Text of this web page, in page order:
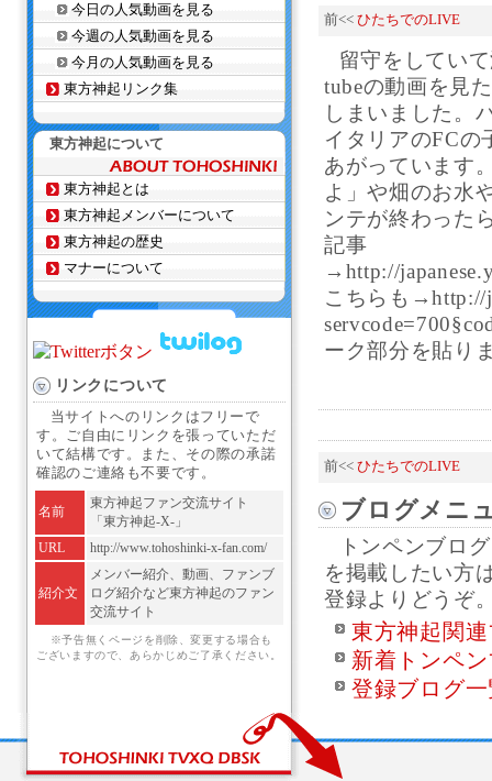
前<< ひたちでのLIVE
留守をしてい
tubeの動画を見
しまいました。
イタリアのFCの
あがっています
よ」や畑のお水
ンテが終わった
記事
→http://
こちらも→http://
ーク部分を貼り
前<< ひたちでのLIVE
ブログメニ
トンペンブロ
を掲載したい方
登録よりどうぞ
東方神起関
新着トンペ
登録ブログ
今日の人気動画を見る
今週の人気動画を見る
今月の人気動画を見る
東方神起リンク集
東方神起について
東方神起とは
東方神起メンバーについて
東方神起の歴史
マナーについて
リンクについて
当サイトへのリンクはフリーで
す。ご自由にリンクを張っていただ
いて結構です。また、その際の承諾
確認のご連絡も不要です。
名前
東方神起ファン交流サイト
「東方神起-X-」
URL
http://www.tohoshinki-x-fan.com/
紹介文
メンバー紹介、動画、ファンブ
ログ紹介など東方神起のファン
交流サイト
※予告無くページを削除、変更する場合も
ございますので、あらかじめご了承ください。